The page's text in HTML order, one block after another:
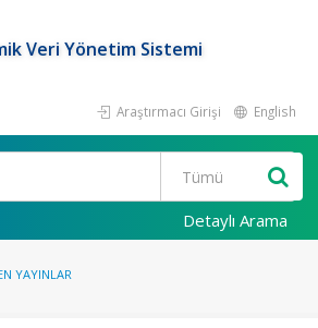
Veri Yönetim Sistemi
Araştırmacı Girişi English
Detaylı Arama
YAYINLAR